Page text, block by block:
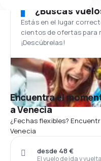
¿Buscas
Estás en el lugar
cientos de ofertas para
¡Descúbrelas!
Encuentra el
a Venecia
¿Fechas flexibles?
Venecia
El vuelo de ida y
desde 48 €